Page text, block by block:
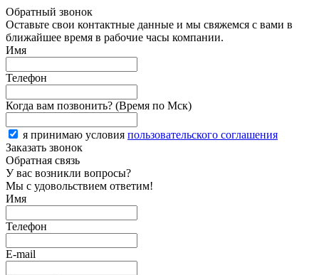
Обратный звонок
Оставьте свои контактные данные и мы свяжемся с вами в
ближайшее время в рабочие часы компании.
Имя
Телефон
Когда вам позвонить? (Время по Мск)
я принимаю условия пользовательского соглашения
Заказать звонок
Обратная связь
У вас возникли вопросы?
Мы с удовольствием ответим!
Имя
Телефон
E-mail